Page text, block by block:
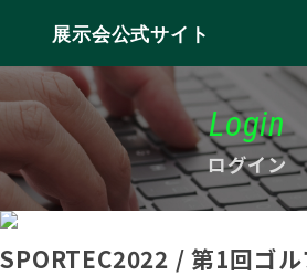
展示会公式サイト
Login
ログイン
SPORTEC2022 / 第1回ゴ